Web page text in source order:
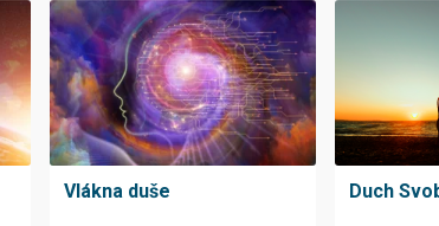
Vlákna duše Duch